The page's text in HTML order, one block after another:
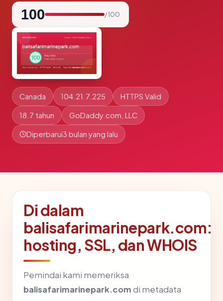
100 / 100
Canada 104.21.7.225 HTTPS Valid
18.7 tahun GoDaddy.com, LLC
Diperbarui3 bulan yang lalu
Di dalam
balisafarimarinepark.com:
hosting, SSL, dan WHOIS
Pemindai kami memeriksa
balisafarimarinepark.comdi metadata